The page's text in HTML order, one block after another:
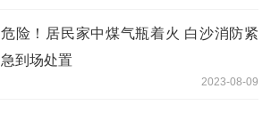
危险！居民家中煤气瓶着火 白沙消防紧
急到场处置
2023-08-09